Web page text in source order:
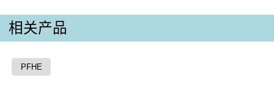
相关产品
PFHE